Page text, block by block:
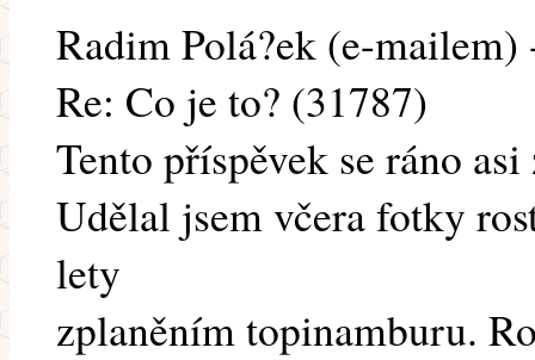
Radim Polá?ek (e-
Re: Co je to? (31787)
Tento příspěvek se ráno
Udělal jsem včera fotky
lety
zplaněním topinamburu.